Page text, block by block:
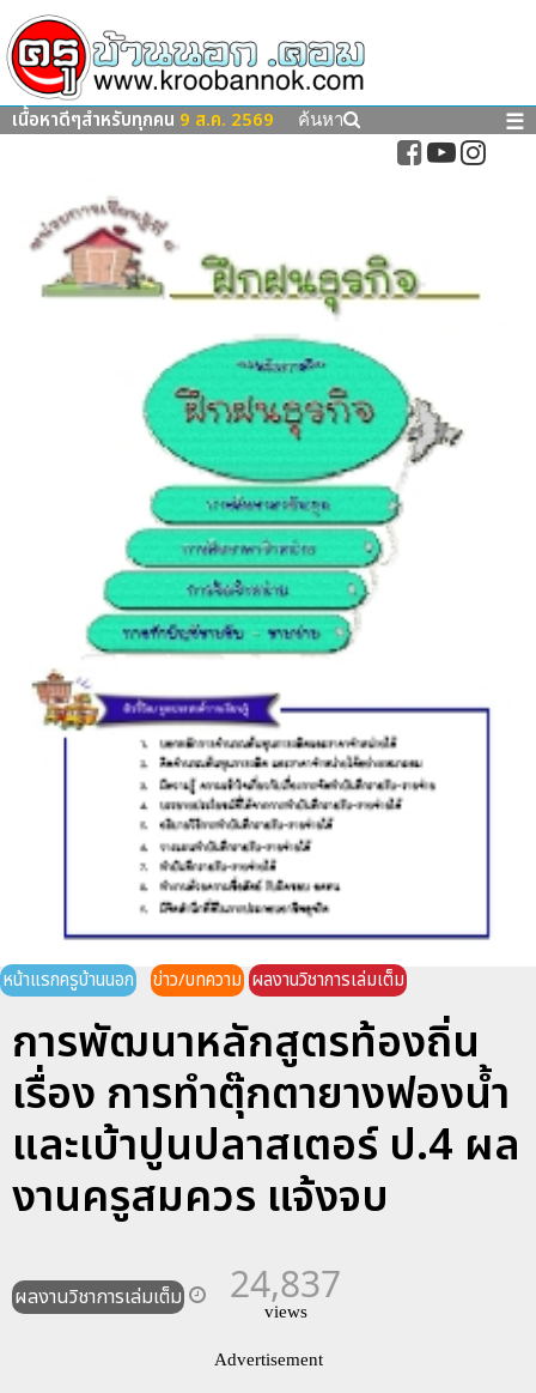
เนื้อหาดีๆสำหรับทุกคน 9 ส.ค. 2569 ค้นหา ☰
หน้าแรกครูบ้านนอก ข่าว/บทความ ผลงานวิชาการเล่มเต็ม
การพัฒนาหลักสูตรท้องถิ่น
เรื่อง การทำตุ๊กตายางฟองน้ำ
และเบ้าปูนปลาสเตอร์ ป.4 ผล
งานครูสมควร แจ้งจบ
ผลงานวิชาการเล่มเต็ม 24,837
views
Advertisement